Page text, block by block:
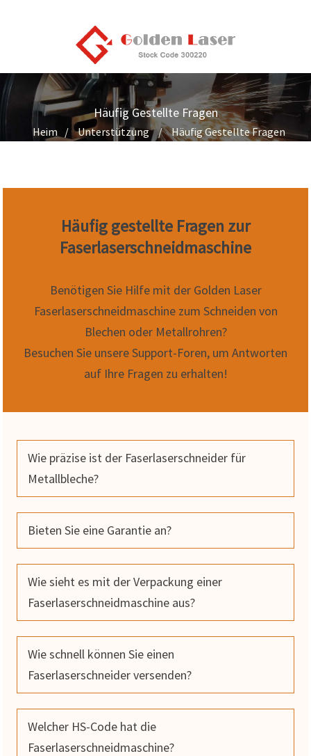
Häufig Gestellte Fragen
Heim Unterstützung Häufig Gestellte Fragen
Häufig gestellte Fragen zur
Faserlaserschneidmaschine
Benötigen Sie Hilfe mit der Golden Laser
Faserlaserschneidmaschine zum Schneiden von
Blechen oder Metallrohren?
Besuchen Sie unsere Support-Foren, um Antworten
auf Ihre Fragen zu erhalten!
Wie präzise ist der Faserlaserschneider für
Metallbleche?
Bieten Sie eine Garantie an?
Wie sieht es mit der Verpackung einer
Faserlaserschneidmaschine aus?
Wie schnell können Sie einen
Faserlaserschneider versenden?
Welcher HS-Code hat die
Faserlaserschneidmaschine?